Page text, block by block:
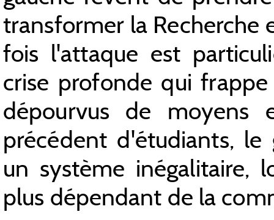
transformer la Recherche
fois l'attaque est
crise profonde qui
dépourvus de
précédent d'étudiants, le
un système inégalitaire,
plus dépendant de la